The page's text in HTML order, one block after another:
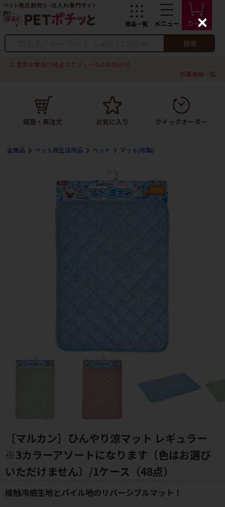
検索
夏季休業及び発送スケジュールのお知らせ
新着情報一覧
全商品 ペット用生活用品 ベッド マット(布製)
［マルカン］ひんやり涼マット レギュラー
※3カラーアソートになります（色はお選び
いただけません）/1ケース（48点）
接触冷感生地とパイル地のリバーシブルマット！
C
l
s